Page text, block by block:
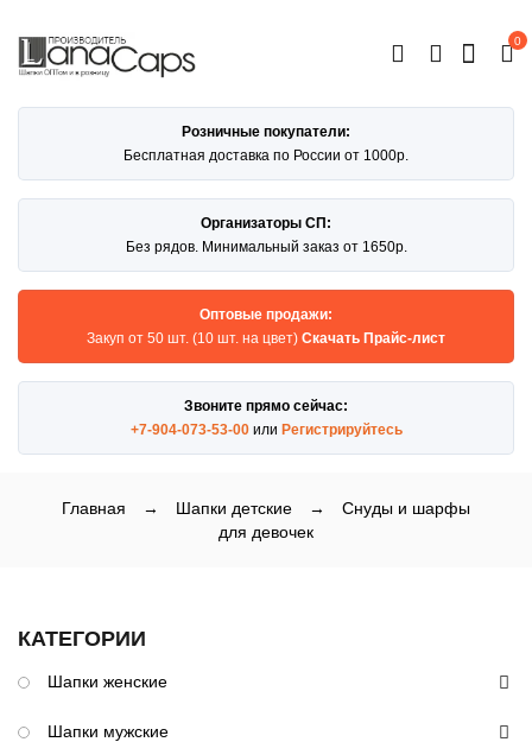
0
КАТАЛОГ
Розничные покупатели:
Бесплатная доставка по России от 1000р.
Организаторы СП:
Без рядов. Минимальный заказ от 1650р.
Оптовые продажи:
Закуп от 50 шт. (10 шт. на цвет) Скачать Прайс-лист
Звоните прямо сейчас:
+7-904-073-53-00или Регистрируйтесь
Главная → Шапки детские →
Снуды и шарфы
для девочек
КАТЕГОРИИ
Шапки женские
Шапки мужские